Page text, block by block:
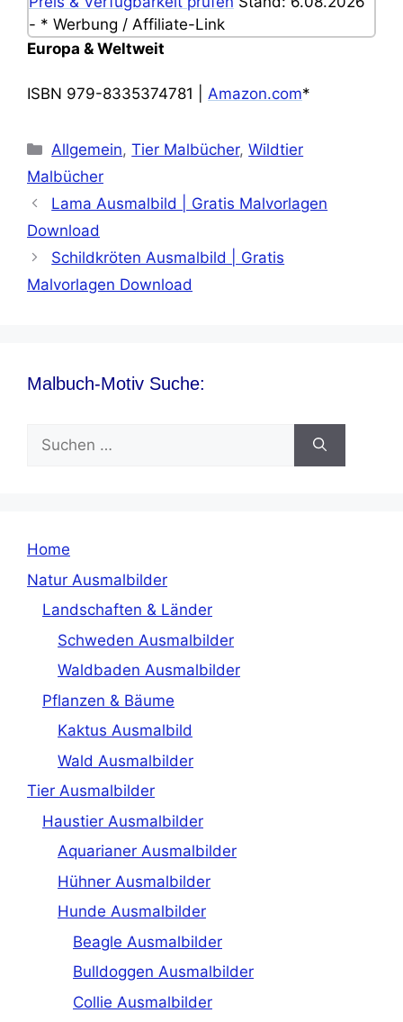
- * Werbung / Affiliate-Link
Europa & Weltweit
ISBN 979-8335374781 | Amazon.com*
Kategorien
Allgemein,Tier Malbücher,Wildtier
Malbücher
Lama Ausmalbild | Gratis Malvorlagen
Download
Schildkröten Ausmalbild | Gratis
Malvorlagen Download
Malbuch-Motiv Suche:
Suchen
nach:
Home
Natur Ausmalbilder
Landschaften & Länder
Schweden Ausmalbilder
Waldbaden Ausmalbilder
Pflanzen & Bäume
Kaktus Ausmalbild
Wald Ausmalbilder
Tier Ausmalbilder
Haustier Ausmalbilder
Aquarianer Ausmalbilder
Hühner Ausmalbilder
Hunde Ausmalbilder
Beagle Ausmalbilder
Bulldoggen Ausmalbilder
Collie Ausmalbilder